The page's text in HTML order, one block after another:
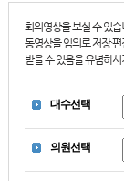
회의영상을 보실 수 있습
동영상을 임의로 저장·
받을 수 있음을 유념하시
대수선택
의원선택